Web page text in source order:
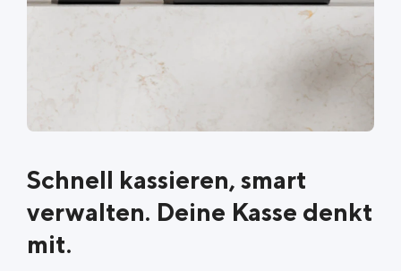
Schnell kassieren, smart
verwalten. Deine Kasse denkt
mit.